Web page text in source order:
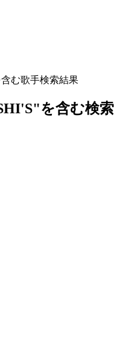
む歌手検索結果
"を含む検索